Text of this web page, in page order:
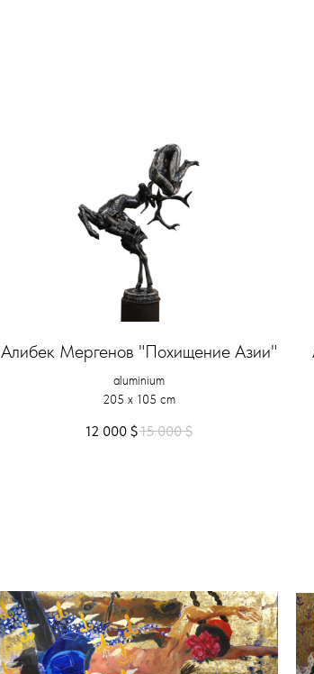
Алибек Мергенов "Похищение Азии"
aluminium
205 x 105 cm
12 000 $15 000 $